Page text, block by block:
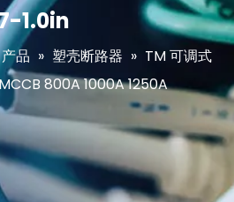
1.0in
产品 » 塑壳断路器 » TM 可调式
800A 1000A 1250A